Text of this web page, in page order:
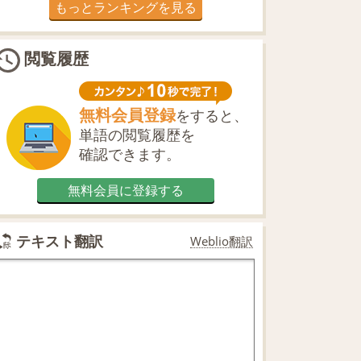
もっとランキングを見る
閲覧履歴
無料会員登録をすると、
単語の閲覧履歴を
確認できます。
無料会員に登録する
テキスト翻訳 Weblio翻訳